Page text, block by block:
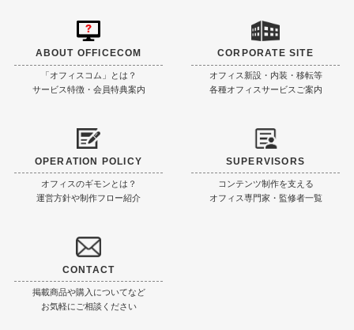
ABOUT OFFICECOM
「オフィスコム」とは？
サービス特徴・会員特典案内
CORPORATE SITE
オフィス新設・内装・移転等
各種オフィスサービスご案内
OPERATION POLICY
オフィスのギモンとは？
運営方針や制作フロー紹介
SUPERVISORS
コンテンツ制作を支える
オフィス専門家・監修者一覧
CONTACT
掲載商品や購入についてなど
お気軽にご相談ください